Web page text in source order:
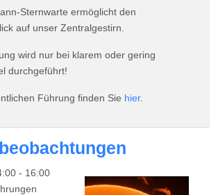
Sternwarte ermöglicht den
auf unser Zentralgestirn.
wird nur bei klarem oder gering
durchgeführt!
Führung finden Sie hier.
- 16:00